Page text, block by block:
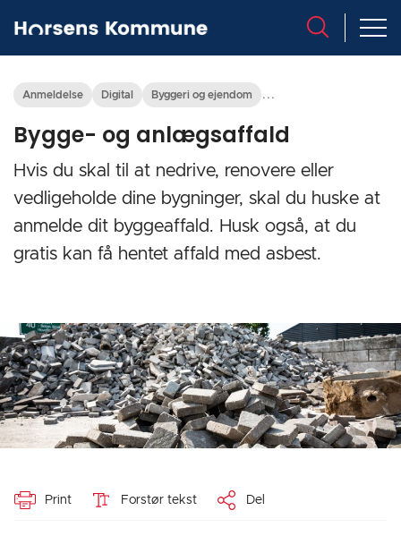
Anmeldelse Digital Byggeri og ejendom ...
Bygge- og anlægsaffald
Hvis du skal til at nedrive, renovere eller
vedligeholde dine bygninger, skal du huske at
anmelde dit byggeaffald. Husk også, at du
gratis kan få hentet affald med asbest.
Print Forstør tekst Del